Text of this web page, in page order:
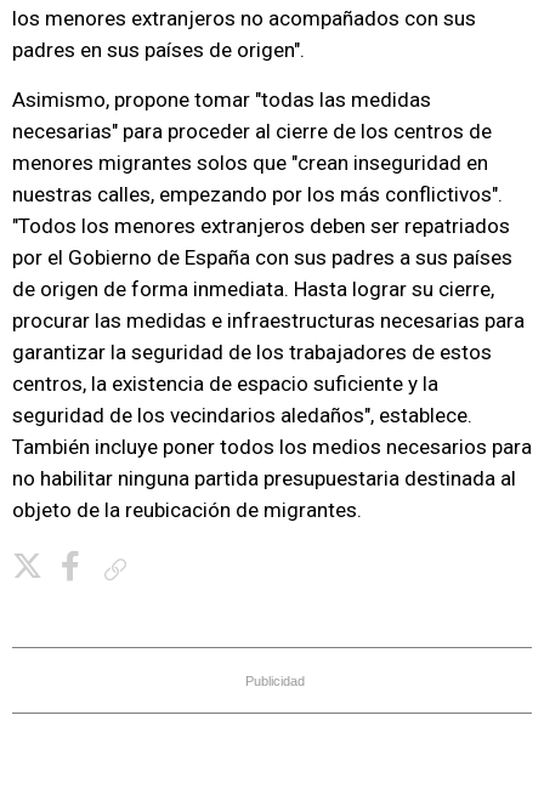
los menores extranjeros no acompañados con sus
padres en sus países de origen".
Asimismo, propone tomar "todas las medidas
necesarias" para proceder al cierre de los centros de
menores migrantes solos que "crean inseguridad en
nuestras calles, empezando por los más conflictivos".
"Todos los menores extranjeros deben ser repatriados
por el Gobierno de España con sus padres a sus países
de origen de forma inmediata. Hasta lograr su cierre,
procurar las medidas e infraestructuras necesarias para
garantizar la seguridad de los trabajadores de estos
centros, la existencia de espacio suficiente y la
seguridad de los vecindarios aledaños", establece.
También incluye poner todos los medios necesarios para
no habilitar ninguna partida presupuestaria destinada al
objeto de la reubicación de migrantes.
Publicidad